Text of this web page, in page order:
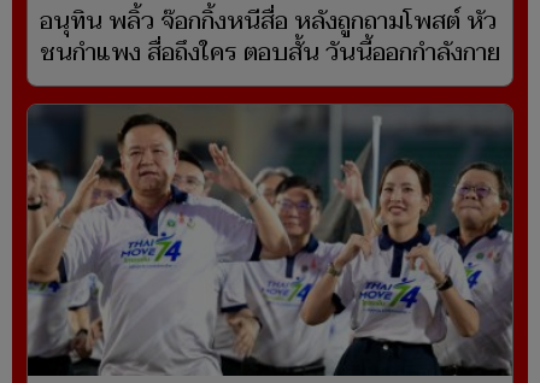
อนุทิน พลิ้ว จ๊อกกิ้งหนีสื่อ หลังถูกถามโพสต์ หัว
ชนกำแพง สื่อถึงใคร ตอบสั้น วันนี้ออกกำลังกาย